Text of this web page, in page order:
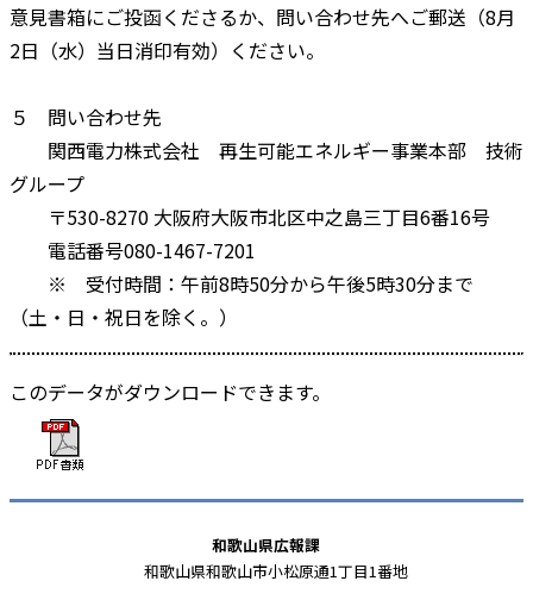
意見書箱にご投函くださるか、問い合わせ先へご郵送（8月
2日（水）当日消印有効）ください。
５ 問い合わせ先
関西電力株式会社 再生可能エネルギー事業本部 技術
グループ
〒530-8270 大阪府大阪市北区中之島三丁目6番16号
電話番号080-1467-7201
※ 受付時間：午前8時50分から午後5時30分まで
（土・日・祝日を除く。）
このデータがダウンロードできます。
和歌山県広報課
和歌山県和歌山市小松原通1丁目1番地